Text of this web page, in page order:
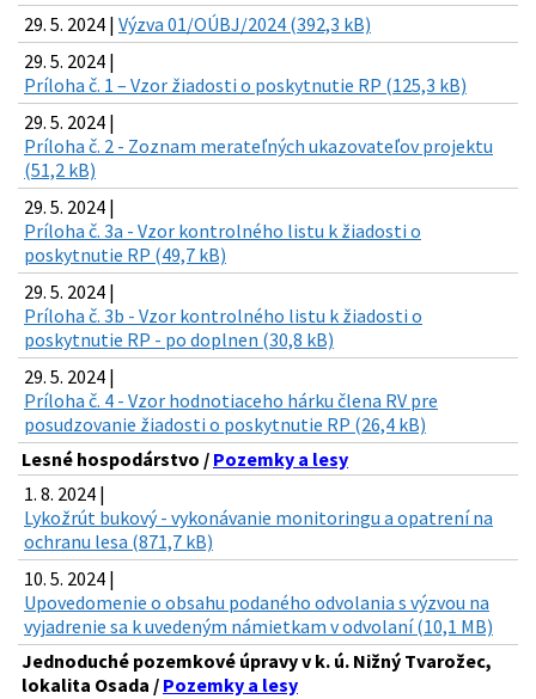
29. 5. 2024 | Výzva 01/OÚBJ/2024 (392,3 kB)
29. 5. 2024 |
Príloha č. 1 – Vzor žiadosti o poskytnutie RP (125,3 kB)
29. 5. 2024 |
Príloha č. 2 - Zoznam merateľných ukazovateľov projektu
(51,2 kB)
29. 5. 2024 |
Príloha č. 3a - Vzor kontrolného listu k žiadosti o
poskytnutie RP (49,7 kB)
29. 5. 2024 |
Príloha č. 3b - Vzor kontrolného listu k žiadosti o
poskytnutie RP - po doplnen (30,8 kB)
29. 5. 2024 |
Príloha č. 4 - Vzor hodnotiaceho hárku člena RV pre
posudzovanie žiadosti o poskytnutie RP (26,4 kB)
Lesné hospodárstvo / Pozemky a lesy
1. 8. 2024 |
Lykožrút bukový - vykonávanie monitoringu a opatrení na
ochranu lesa (871,7 kB)
10. 5. 2024 |
Upovedomenie o obsahu podaného odvolania s výzvou na
vyjadrenie sa k uvedeným námietkam v odvolaní (10,1 MB)
Jednoduché pozemkové úpravy v k. ú. Nižný Tvarožec,
lokalita Osada / Pozemky a lesy